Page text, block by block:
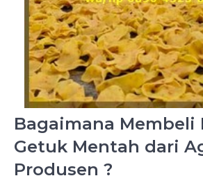
Bagaimana Membeli
Getuk Mentah dari
Produsen ?